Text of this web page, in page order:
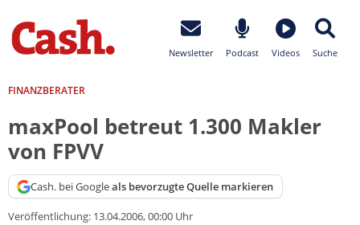
Newsletter Podcast Videos Suche
FINANZBERATER
maxPool betreut 1.300 Makler
von FPVV
Cash. bei Googleals bevorzugte Quelle markieren
Veröffentlichung: 13.04.2006, 00:00 Uhr